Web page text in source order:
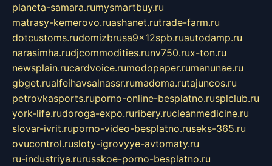
planeta-samara.rumysmartbuy.ru
matrasy-kemerovo.ruashanet.rutrade-farm.ru
dotcustoms.rudomizbrusa9x12spb.ruautodamp.ru
narasimha.rudjcommodities.runv750.rux-ton.ru
newsplain.rucardvoice.rumodopaper.rumanunae.ru
gbget.rualfeihavsalnassr.rumadoma.rutajuncos.ru
petrovkasports.ruporno-online-besplatno.rusplclub.ru
york-life.rudoroga-expo.ruribery.rucleanmedicine.ru
slovar-ivrit.ruporno-video-besplatno.ruseks-365.ru
ovucontrol.rusloty-igrovyye-avtomaty.ru
ru-industriya.rurusskoe-porno-besplatno.ru